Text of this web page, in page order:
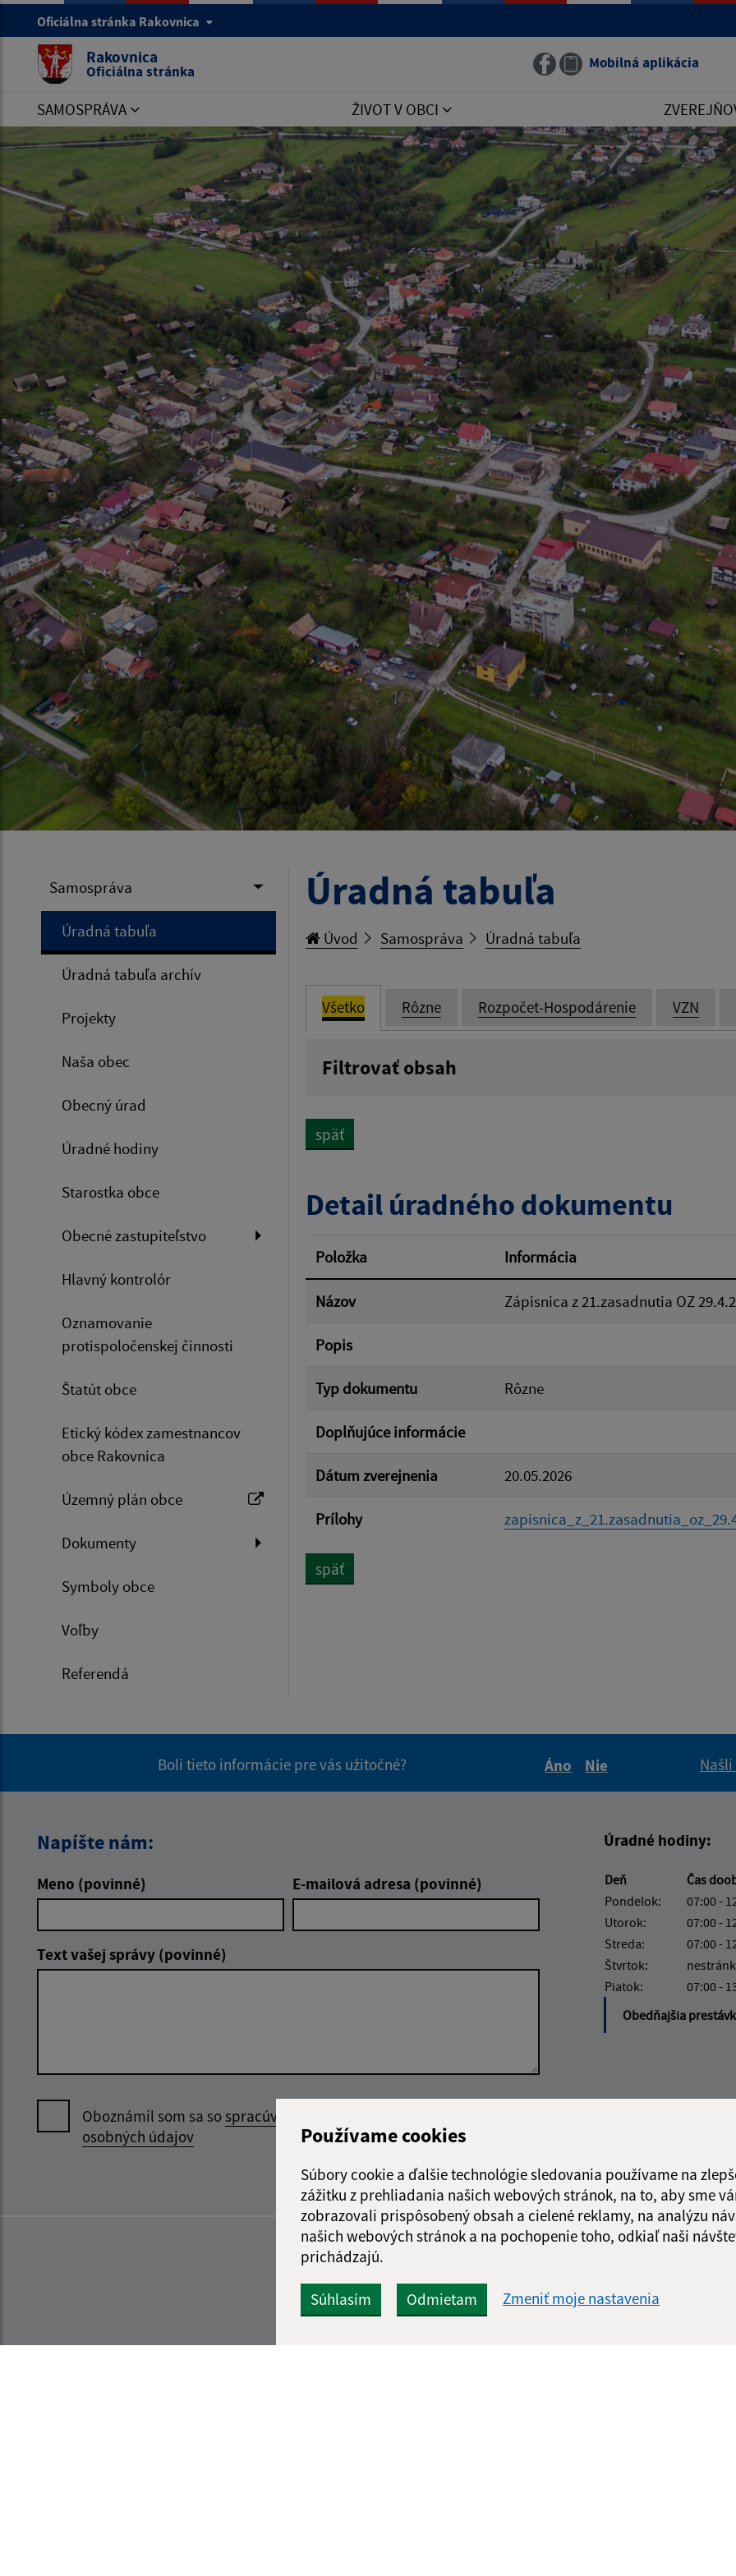
Používame cookies
Súbory cookie a ďalšie technológie sledovania používame na
zážitku z prehliadania našich webových stránok, na to, aby sme
zobrazovali prispôsobený obsah a cielené reklamy, na analýzu
našich webových stránok a na pochopenie toho, odkiaľ naši
prichádzajú.
Súhlasím Odmietam Zmeniť moje nastavenia
Oficiálna stránka Rakovnica
Rakovnica
Oficiálna stránka Mobilná aplikácia
SAMOSPRÁVA ŽIVOT V OBCI
Samospráva
Úradná tabuľa
Úradná tabuľa archív
Projekty
Naša obec
Obecný úrad
Úradné hodiny
Starostka obce
Obecné zastupiteľstvo
Hlavný kontrolór
Oznamovanie
protispoločenskej činnosti
Štatút obce
Etický kódex zamestnancov
obce Rakovnica
Územný plán obce
Dokumenty
Symboly obce
Voľby
Referendá
Úradná tabuľa
Úvod Samospráva Úradná tabuľa
Všetko Rôzne Rozpočet-Hospodárenie VZN
Filtrovať obsah
Filtrovať
späť
Detail úradného dokumentu
Položka Informácia
Názov Zápisnica z 21.zasadnutia OZ
Popis
Typ dokumentu Rôzne
Doplňujúce informácie
Dátum zverejnenia 20.05.2026
Prílohy
späť
Boli tieto informácie pre vás užitočné?
Áno
Nie
Napíšte nám:
Meno (povinné) E-mailová adresa (povinné)
Text vašej správy (povinné)
Oboznámil som sa sospracúvaním
osobných údajov
Úradné hodiny:
Deň Čas
Pondelok:
07:00 -
Utorok:
07:00 -
Streda:
07:00 -
Štvrtok:
Piatok:
07:00 -
Obedňajšia